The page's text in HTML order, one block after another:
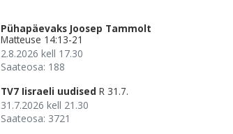
Pühapäevaks Joosep Tammolt
Matteuse 14:13-21
2.8.2026 kell 17.30
Saateosa: 188
TV7 Iisraeli uudised R 31.7.
31.7.2026 kell 21.30
Saateosa: 3721